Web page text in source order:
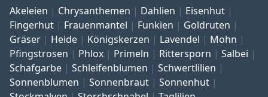
Akeleien Chrysanthemen Dahlien
Eisenhut
Fingerhut
Frauenmantel Funkien
Goldruten
Gräser
Heide Königskerzen Lavendel
Mohn
Pfingstrosen
Phlox Primeln Rittersporn
Salbei
Schafgarbe
Schleifenblumen
Schwertlilien
Sonnenblumen
Sonnenbraut
Sonnenhut